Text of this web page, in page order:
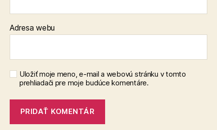
Adresa webu
Uložiť moje meno, e-mail a webovú stránku v tomto
prehliadači pre moje budúce komentáre.